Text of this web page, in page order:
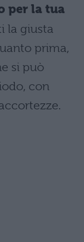
per la tua
la giusta
prima,
si può
con